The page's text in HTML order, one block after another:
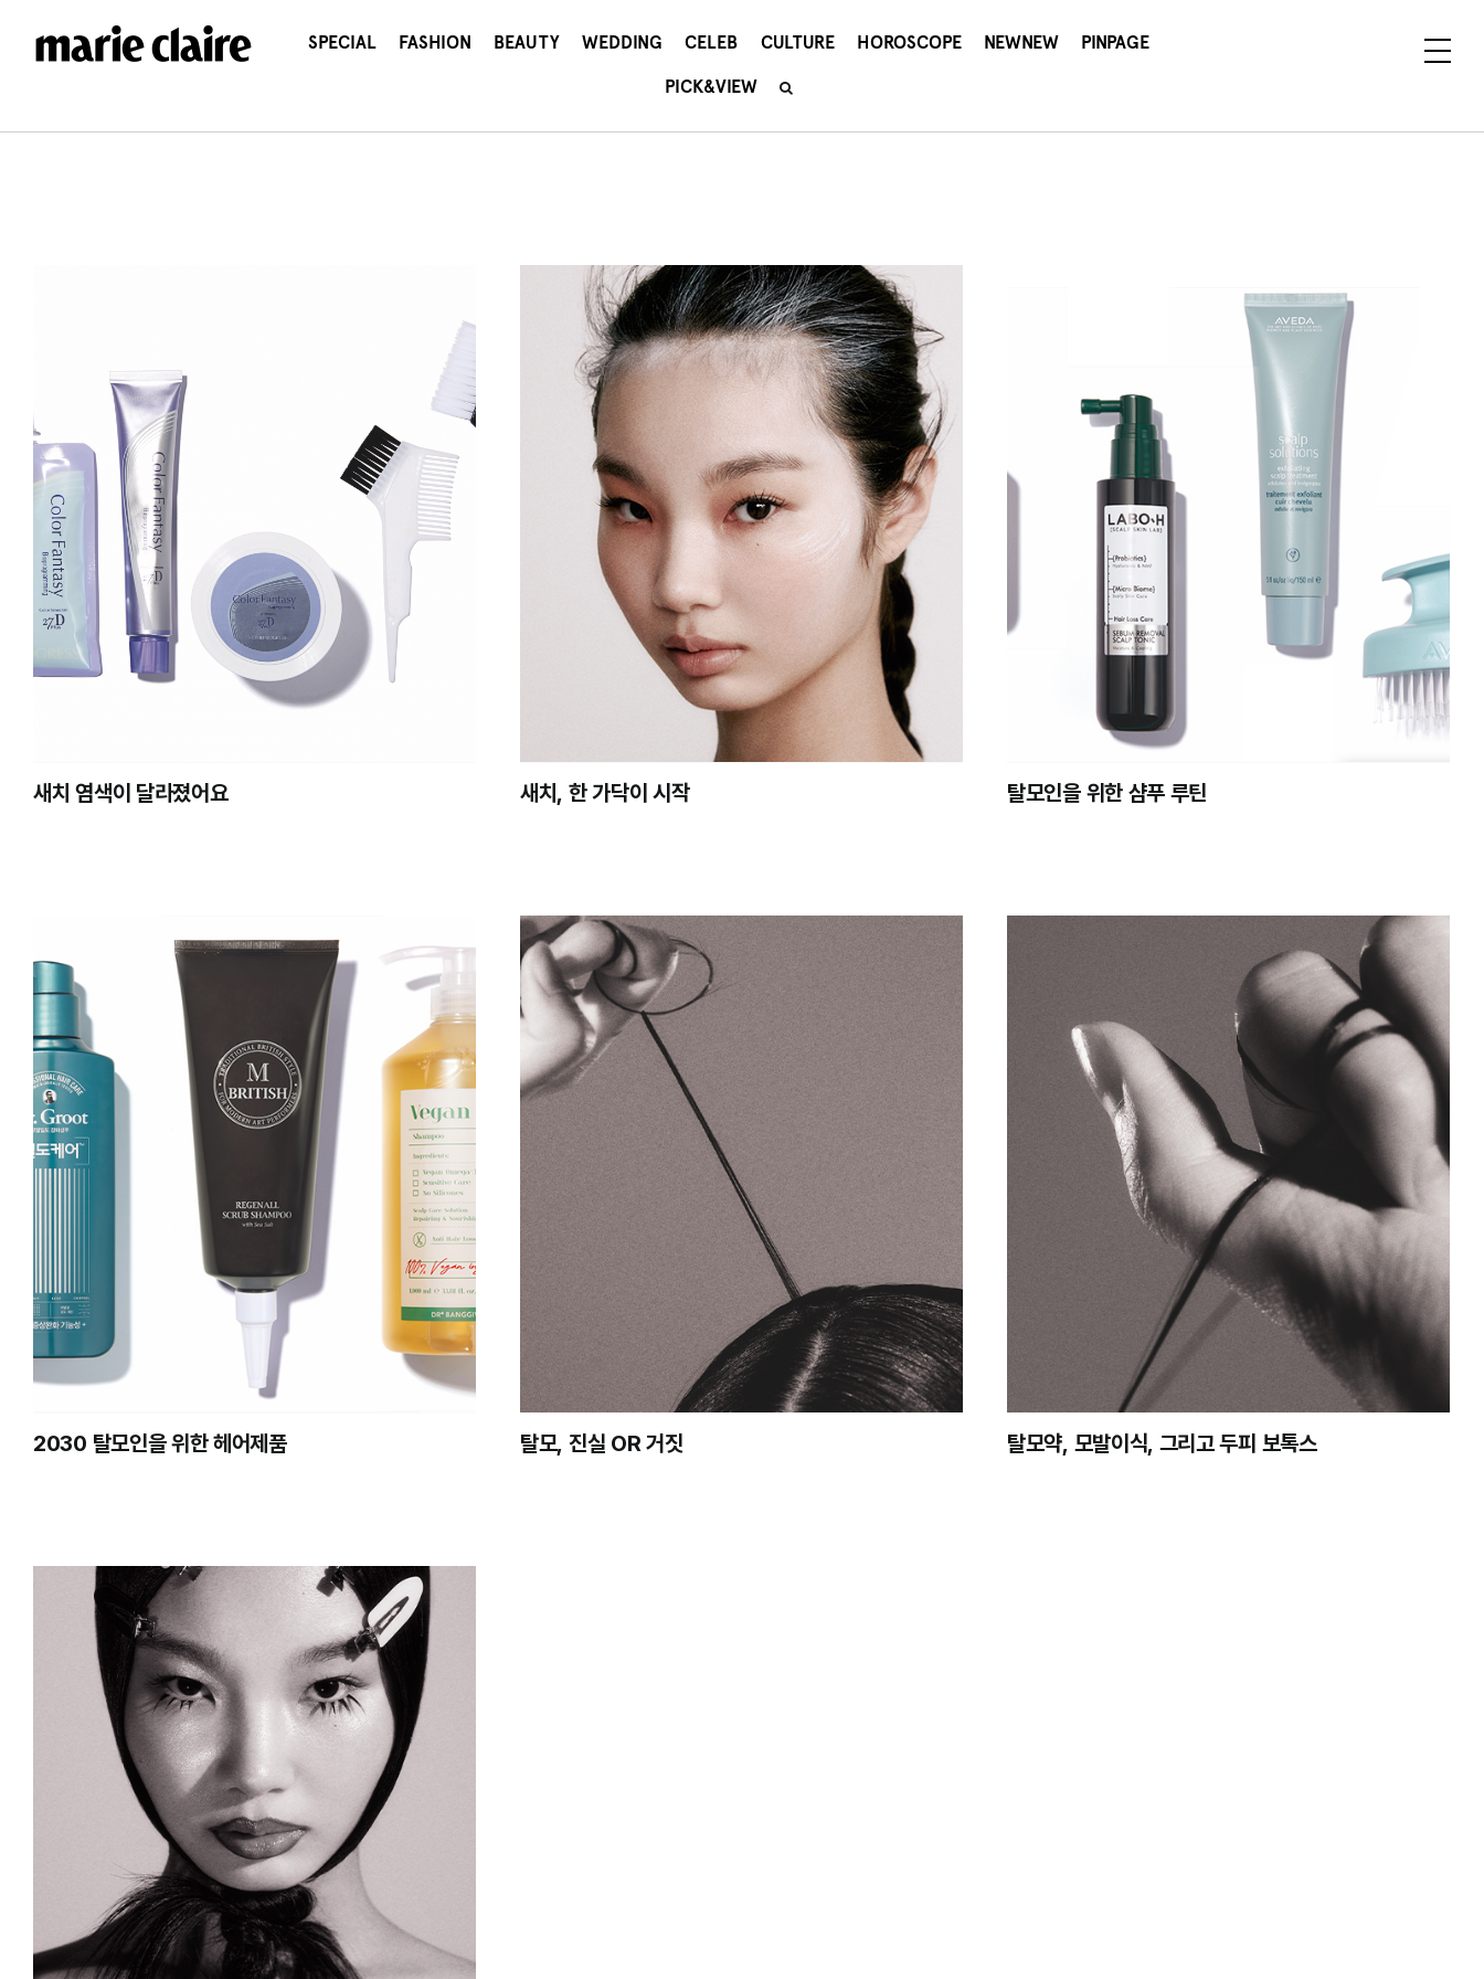
건
SPECIAL FASHION BEAUTY WEDDING CELEB CULTURE HOROSCOPE NEWNEW PINPAGE
PICK&VIEW
새치 염색이 달라졌어요 새치, 한 가닥이 시작 탈모인을 위한 샴푸 루틴
2030 탈모인을 위한 헤어제품 탈모, 진실 OR 거짓 탈모약, 모발이식, 그리고 두피 보톡스